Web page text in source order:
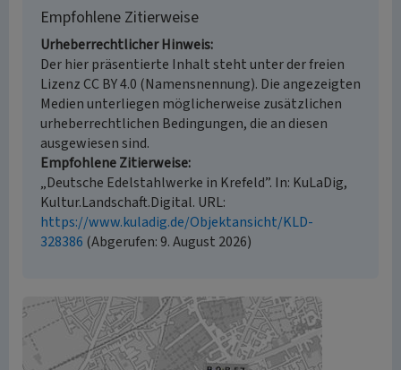
Empfohlene Zitierweise
Urheberrechtlicher Hinweis
Der hier präsentierte Inhalt steht unter der freien
Lizenz CC BY 4.0 (Namensnennung). Die angezeigten
Medien unterliegen möglicherweise zusätzlichen
urheberrechtlichen Bedingungen, die an diesen
ausgewiesen sind.
Empfohlene Zitierweise
„Deutsche Edelstahlwerke in Krefeld”. In: KuLaDig,
Kultur.Landschaft.Digital. URL:
https://www.kuladig.de/Objektansicht/KLD-
328386 (Abgerufen: 9. August 2026)